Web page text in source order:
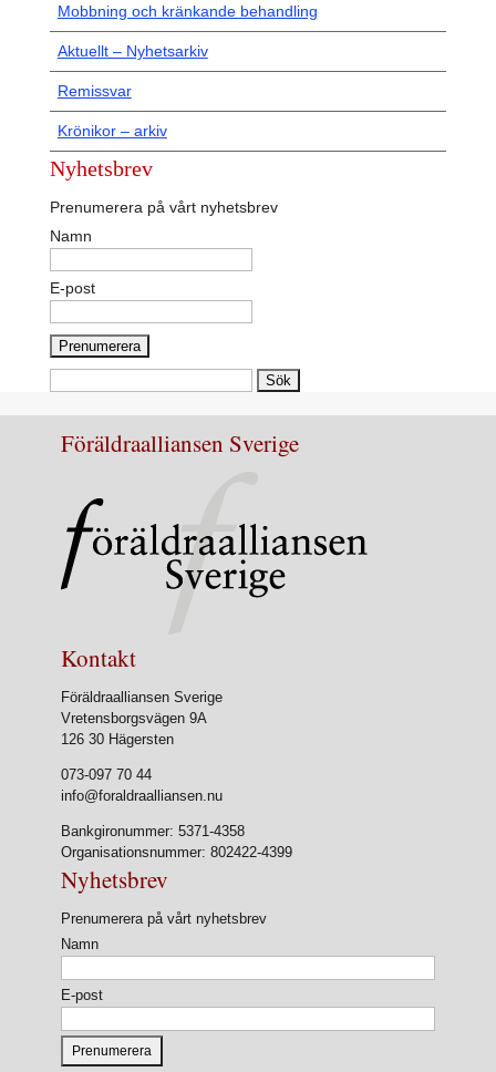
Mobbning och kränkande behandling
Aktuellt – Nyhetsarkiv
Remissvar
Krönikor – arkiv
Nyhetsbrev
Prenumerera på vårt nyhetsbrev
Namn
E-post
Föräldraalliansen Sverige
Kontakt
Föräldraalliansen Sverige
Vretensborgsvägen 9A
126 30 Hägersten
073-097 70 44
info@foraldraalliansen.nu
Bankgironummer: 5371-4358
Organisationsnummer: 802422-4399
Nyhetsbrev
Prenumerera på vårt nyhetsbrev
Namn
E-post